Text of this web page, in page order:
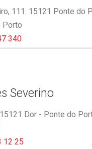
111. 15121 Ponte do
Porto
340
Severino
Dor - Ponte do
12 25